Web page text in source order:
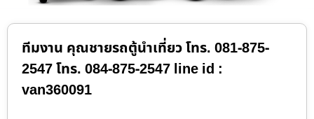
ทีมงาน คุณชายรถตู้นำเที่ยว โทร. 081-875-
2547 โทร. 084-875-2547 line id :
van360091